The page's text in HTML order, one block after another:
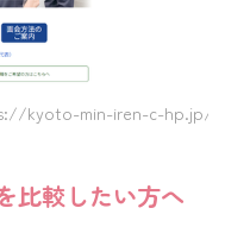
kyoto-min-iren-c-hp.jp/
比較したい方へ